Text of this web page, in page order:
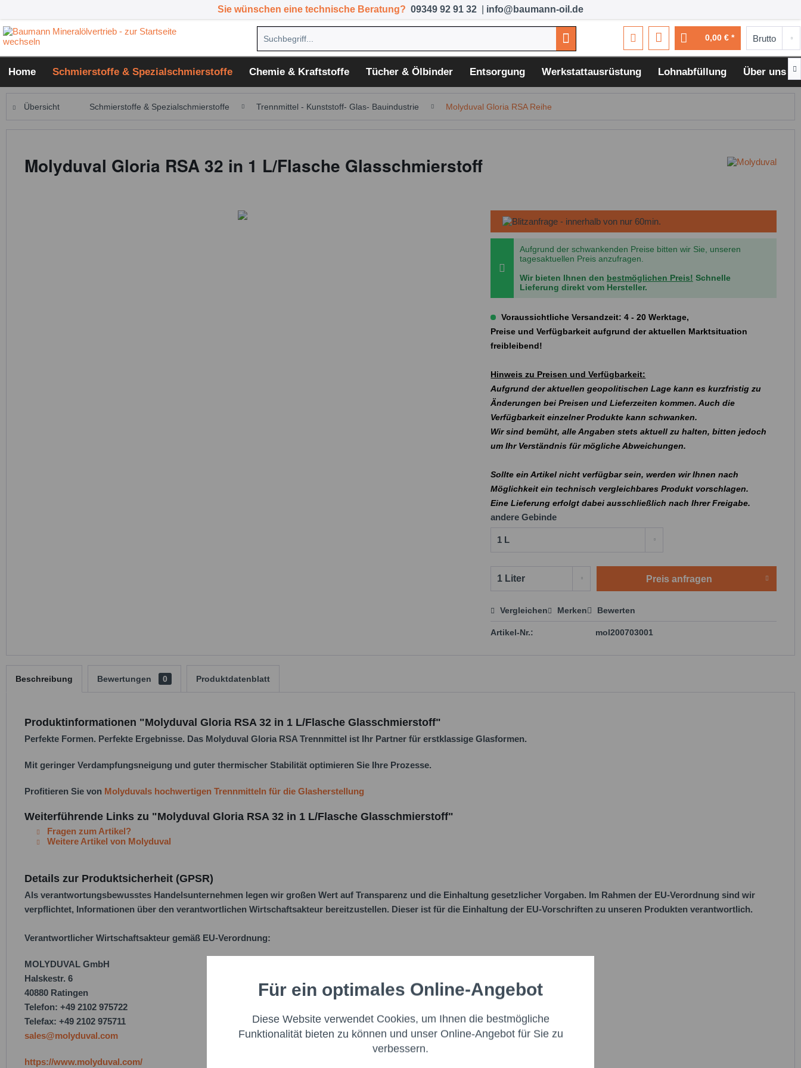
Sie wünschen eine technische Beratung? 09349 92 91 32 info@baumann-oil.de
0,00 € *
Home Schmierstoffe & Spezialschmierstoffe Chemie & Kraftstoffe Tücher & Ölbinder Entsorgung Werkstattausrüstung Lohnabfüllung Über uns 
Übersicht Schmierstoffe & Spezialschmierstoffe Trennmittel - Kunststoff- Glas- Bauindustrie Molyduval Gloria RSA Reihe
Molyduval Gloria RSA 32 in 1 L/Flasche Glasschmierstoff
Aufgrund der schwankenden Preise bitten wir Sie, unseren
tagesaktuellen Preis anzufragen.
Wir bieten Ihnen den bestmöglichen Preis! Schnelle
Lieferung direkt vom Hersteller.
Voraussichtliche Versandzeit: 4 - 20 Werktage,
Preise und Verfügbarkeit aufgrund der aktuellen Marktsituation
freibleibend!
Hinweis zu Preisen und Verfügbarkeit:
Aufgrund der aktuellen geopolitischen Lage kann es kurzfristig zu
Änderungen bei Preisen und Lieferzeiten kommen. Auch die
Verfügbarkeit einzelner Produkte kann schwanken.
Wir sind bemüht, alle Angaben stets aktuell zu halten, bitten jedoch
um Ihr Verständnis für mögliche Abweichungen.
Sollte ein Artikel nicht verfügbar sein, werden wir Ihnen nach
Möglichkeit ein technisch vergleichbares Produkt vorschlagen.
Eine Lieferung erfolgt dabei ausschließlich nach Ihrer Freigabe.
andere Gebinde
Preis anfragen
Preis anfragen
Vergleichen Merken Bewerten
Artikel-Nr.: mol200703001
Beschreibung Bewertungen 0 Produktdatenblatt
Produktinformationen "Molyduval Gloria RSA 32 in 1 L/Flasche Glasschmierstoff"
Perfekte Formen. Perfekte Ergebnisse. Das Molyduval Gloria RSA Trennmittel ist Ihr Partner für erstklassige Glasformen.
Mit geringer Verdampfungsneigung und guter thermischer Stabilität optimieren Sie Ihre Prozesse.
Profitieren Sie von Molyduvals hochwertigen Trennmitteln für die Glasherstellung
Weiterführende Links zu "Molyduval Gloria RSA 32 in 1 L/Flasche Glasschmierstoff"
Fragen zum Artikel?
Weitere Artikel von Molyduval
Details zur Produktsicherheit (GPSR)
Als verantwortungsbewusstes Handelsunternehmen legen wir großen Wert auf Transparenz und die Einhaltung gesetzlicher Vorgaben. Im Rahmen der EU-Verordnung sind wir
verpflichtet, Informationen über den verantwortlichen Wirtschaftsakteur bereitzustellen. Dieser ist für die Einhaltung der EU-Vorschriften zu unseren Produkten verantwortlich.
Verantwortlicher Wirtschaftsakteur gemäß EU-Verordnung:
MOLYDUVAL GmbH
Halskestr. 6
40880 Ratingen
Telefon: +49 2102 975722
Telefax: +49 2102 975711
sales@molyduval.com
https://www.molyduval.com/
Funktionale Aktiv
Marketing Aktiv
Für ein optimales Online-Angebot
Diese Website verwendet Cookies, um Ihnen die bestmögliche
Funktionalität bieten zu können und unser Online-Angebot für Sie zu
verbessern.